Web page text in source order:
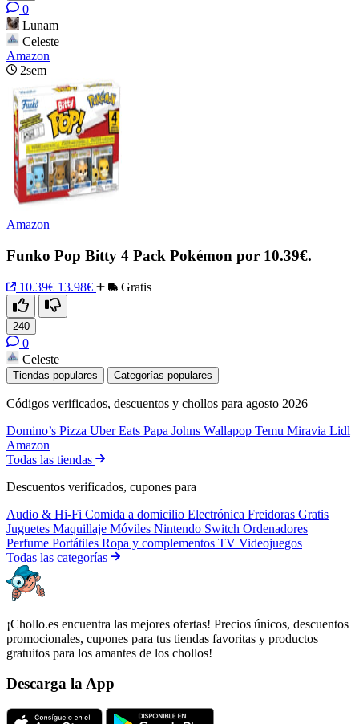
0
Lunam
Celeste
Amazon
2sem
Amazon
Funko Pop Bitty 4 Pack Pokémon por 10.39€.
10.39€ 13.98€ Gratis
240
0
Celeste
Tiendas populares Categorías populares
Códigos verificados, descuentos y chollos para agosto 2026
Domino’s Pizza Uber Eats Papa Johns Wallapop Temu Miravia Lidl
Amazon
Todas las tiendas
Descuentos verificados, cupones para
Audio & Hi-Fi Comida a domicilio Electrónica Freidoras Gratis
Juguetes Maquillaje Móviles Nintendo Switch Ordenadores
Perfume Portátiles Ropa y complementos TV Videojuegos
Todas las categorías
¡Chollo.es encuentra las mejores ofertas! Precios únicos, descuentos
promocionales, cupones para tus tiendas favoritas y productos
gratuitos para los amantes de los chollos!
Descarga la App